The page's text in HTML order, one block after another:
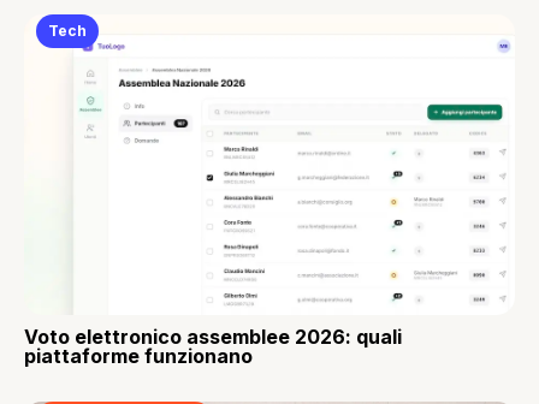
Tech
Voto elettronico assemblee 2026: quali
piattaforme funzionano